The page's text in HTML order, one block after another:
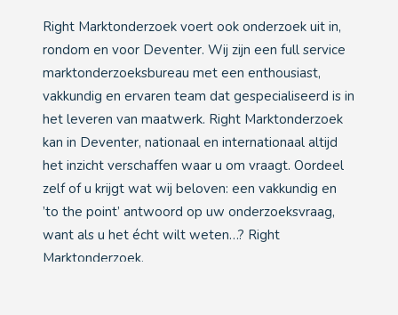
Right Marktonderzoek voert ook onderzoek uit in,
rondom en voor Deventer. Wij zijn een full service
marktonderzoeksbureau met een enthousiast,
vakkundig en ervaren team dat gespecialiseerd is in
het leveren van maatwerk. Right Marktonderzoek
kan in Deventer, nationaal en internationaal altijd
het inzicht verschaffen waar u om vraagt. Oordeel
zelf of u krijgt wat wij beloven: een vakkundig en
’to the point’ antwoord op uw onderzoeksvraag,
want als u het écht wilt weten…? Right
Marktonderzoek.